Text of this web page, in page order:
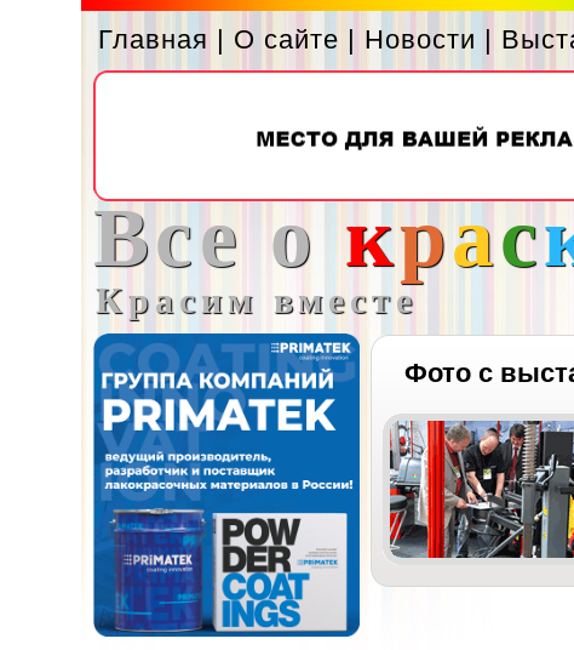
Главная | О сайте | Новости |
Все о крас
Красим вместе
Фото с